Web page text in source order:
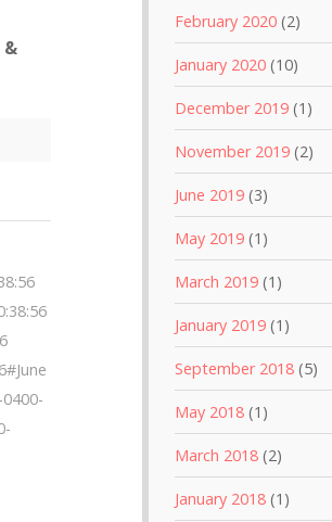
&
February 2020(2)
January 2020(10)
December 2019(1)
November 2019(2)
June 2019(3)
May 2019(1)
March 2019(1)
January 2019(1)
September 2018(5)
May 2018(1)
March 2018(2)
January 2018(1)